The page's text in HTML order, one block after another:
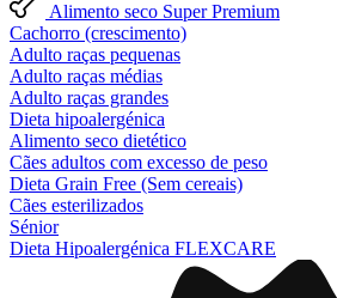
Alimento seco Super Premium
Cachorro (crescimento)
Adulto raças pequenas
Adulto raças médias
Adulto raças grandes
Dieta hipoalergénica
Alimento seco dietético
Cães adultos com excesso de peso
Dieta Grain Free (Sem cereais)
Cães esterilizados
Sénior
Dieta Hipoalergénica FLEXCARE